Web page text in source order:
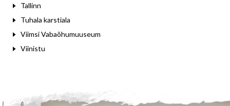
Tallinn
Tuhala karstiala
Viimsi Vabaõhumuuseum
Viinistu